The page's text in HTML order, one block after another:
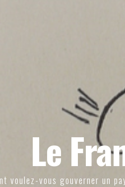
Le
voulez-vous gouverner un